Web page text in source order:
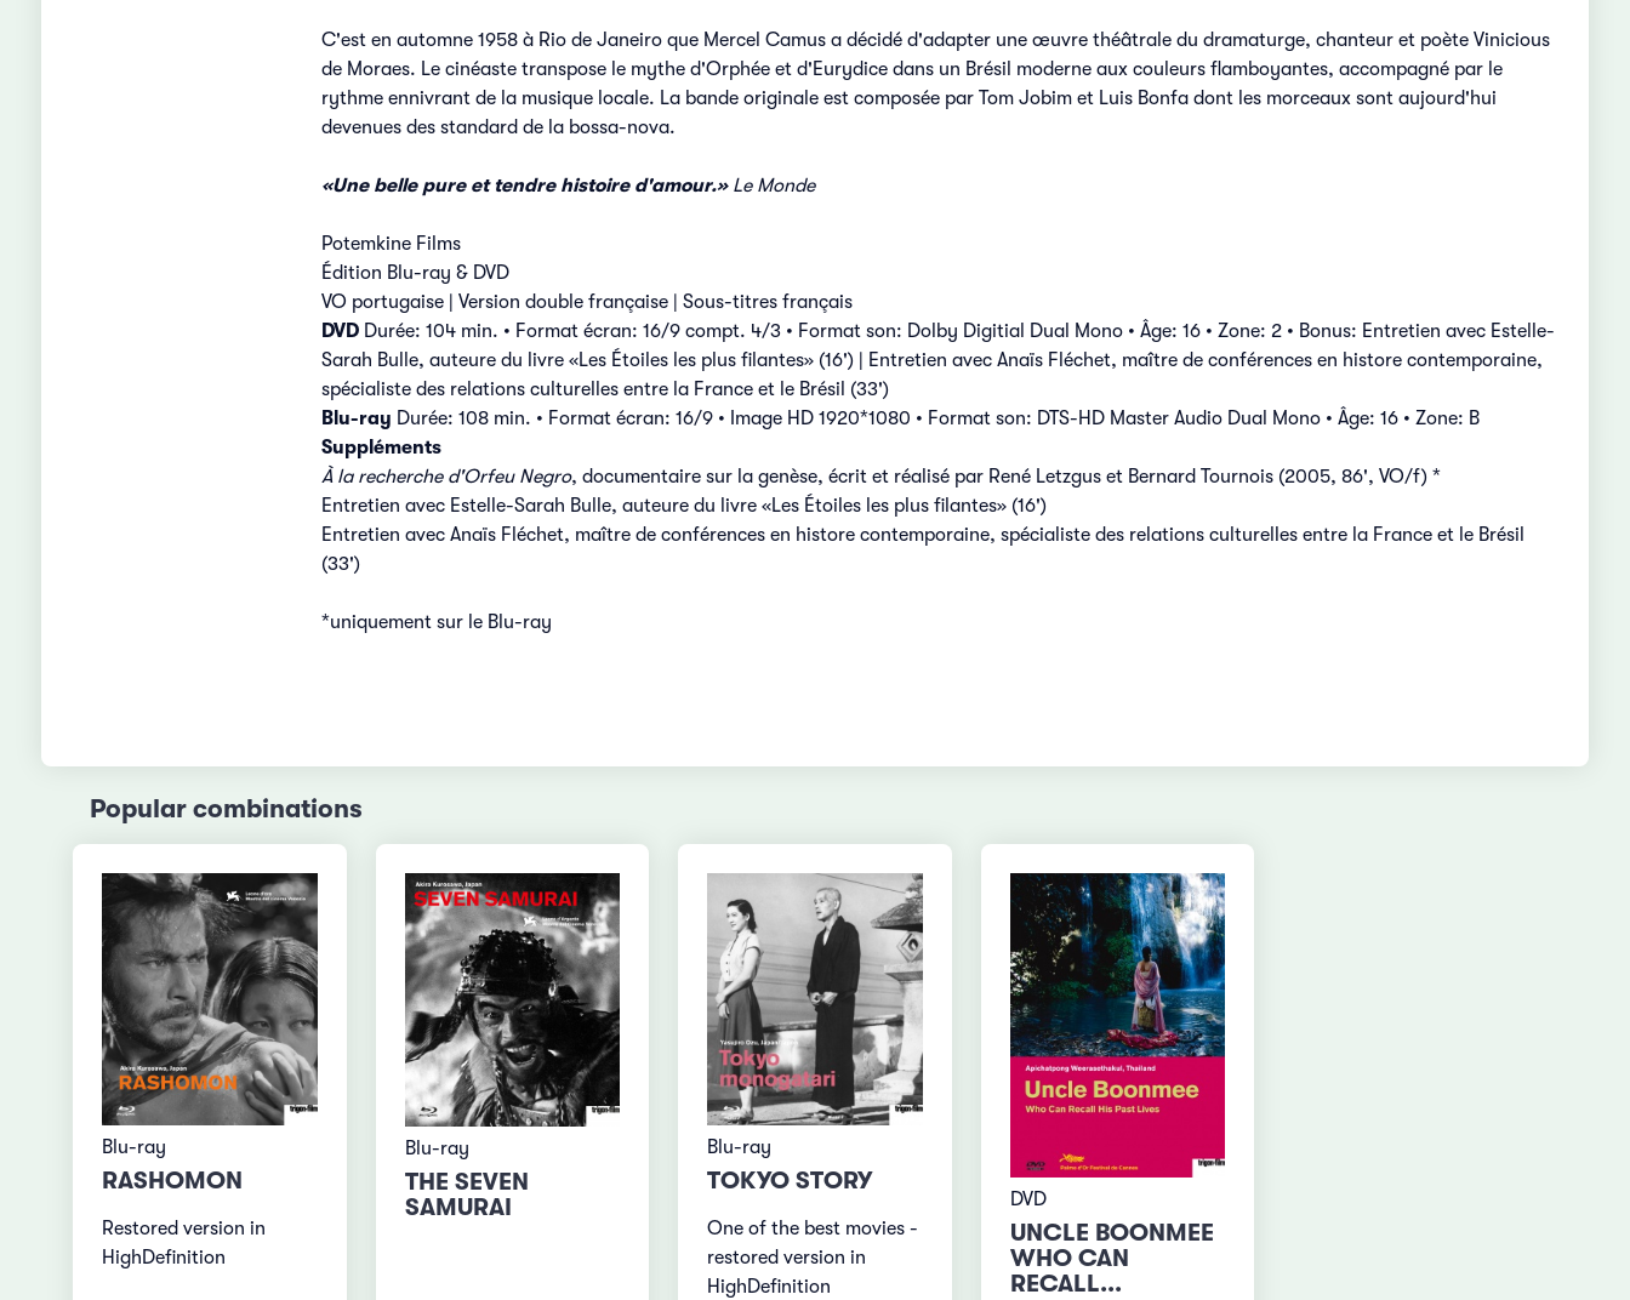
C'est en automne 1958 à Rio de Janeiro que Mercel Camus a décidé d'adapter une œuvre théâtrale du dramaturge, chanteur et poète Vinicious
de Moraes. Le cinéaste transpose le mythe d'Orphée et d'Eurydice dans un Brésil moderne aux couleurs flamboyantes, accompagné par le
rythme ennivrant de la musique locale. La bande originale est composée par Tom Jobim et Luis Bonfa dont les morceaux sont aujourd'hui
devenues des standard de la bossa-nova.
«Une belle pure et tendre histoire d'amour.» Le Monde
Potemkine Films
Édition Blu-ray & DVD
VO portugaise | Version double française | Sous-titres français
DVD Durée: 104 min. • Format écran: 16/9 compt. 4/3 • Format son: Dolby Digitial Dual Mono • Âge: 16 • Zone: 2 • Bonus: Entretien avec Estelle-
Sarah Bulle, auteure du livre «Les Étoiles les plus filantes» (16') | Entretien avec Anaïs Fléchet, maître de conférences en histore contemporaine,
spécialiste des relations culturelles entre la France et le Brésil (33')
Blu-ray Durée: 108 min. • Format écran: 16/9 • Image HD 1920*1080 • Format son: DTS-HD Master Audio Dual Mono • Âge: 16 • Zone: B
Suppléments
À la recherche d'Orfeu Negro, documentaire sur la genèse, écrit et réalisé par René Letzgus et Bernard Tournois (2005, 86', VO/f) *
Entretien avec Estelle-Sarah Bulle, auteure du livre «Les Étoiles les plus filantes» (16')
Entretien avec Anaïs Fléchet, maître de conférences en histore contemporaine, spécialiste des relations culturelles entre la France et le Brésil
(33')
*uniquement sur le Blu-ray
Popular combinations
Blu-ray
RASHOMON
Restored version in
HighDefinition
Blu-ray
THE SEVEN
SAMURAI
Blu-ray
TOKYO STORY
One of the best movies -
restored version in
HighDefinition
DVD
UNCLE BOONMEE
WHO CAN
RECALL...